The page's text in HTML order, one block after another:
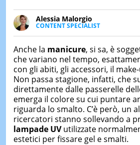
Alessia Malorgio
CONTENT SPECIALIST
Ha conseguito un Master in
e Google Digital Training su
occupa della creazione di
dello sviluppo di strategie
canali digitali.
Anche la manicure, si sa, è
che variano nel tempo,
con gli abiti, gli accessori, il
Non passa stagione, infatti, che
direttamente dalle passerelle
emerga il colore su cui puntare
riguarda lo smalto. C’è però, un
ricercatori stanno sollevando a
lampade UVutilizzate
estetici per fissare gel e smalti.